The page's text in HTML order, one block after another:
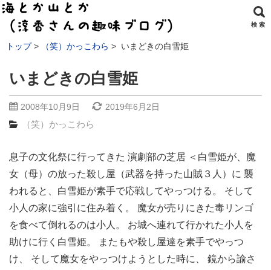
検 索
トップ （笑）かっこわら いまどきの白雪姫
いまどきの白雪姫
2008年10月9日 2019年6月2日
（笑）かっこわら
息子の文化祭に行ってきた 演劇部の芝居 ＜白雪姫が、魔
女（母）の放った殺し屋（武器を持った山賊３人）に 襲
われると、白雪姫が素手で応戦してやっつける。 そして
小人の家に強引に住み着く。 魔女が売りにきた毒リンゴ
を食べて倒れるのは小人。 お城へ連れて行かれた小人を
助けに行く白雪姫。 またもや殺し屋達を素手でやっつ
け、 そして魔女をやっつけようとした時に、 鏡から諭さ